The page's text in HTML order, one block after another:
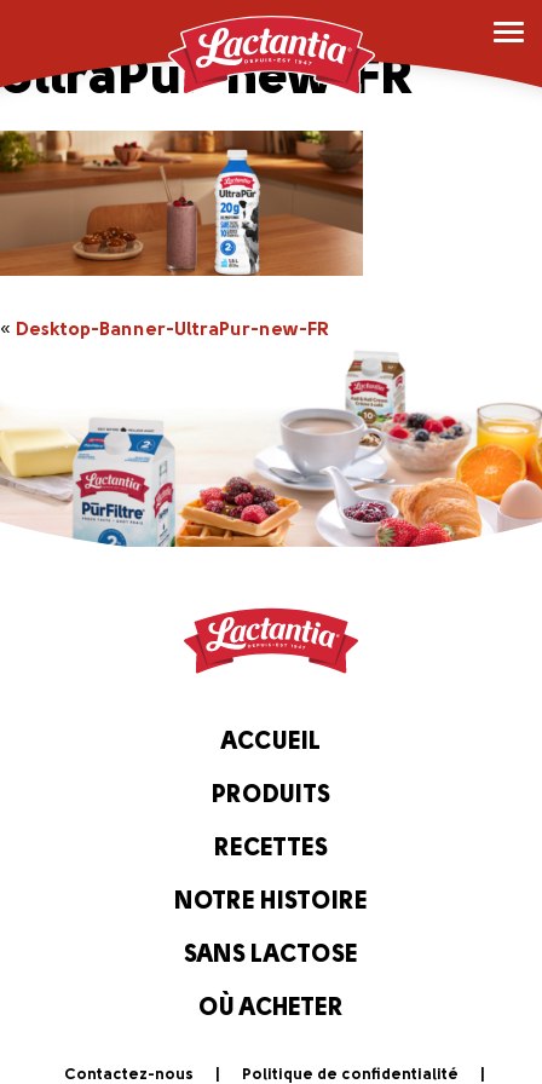
Desktop-Banner-
UltraPur-new-FR
« Desktop-Banner-UltraPur-new-FR
ACCUEIL
PRODUITS
RECETTES
NOTRE HISTOIRE
SANS LACTOSE
OÙ ACHETER
Contactez-nous Politique de confidentialité